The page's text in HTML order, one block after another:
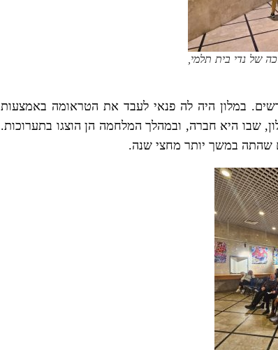
של נדי בית תלמי,
במלון היה לה פנאי לעבד את הטראומה באמצעות
שבו היא חברה, ובמהלך המלחמה הן הוצגו בתערוכות.
שהתה במשך יותר מחצי שנה.